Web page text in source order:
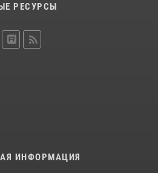
РЕСУРСЫ
ИНФОРМАЦИЯ